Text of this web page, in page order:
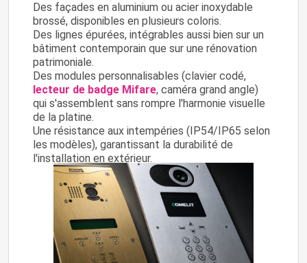
Des façades en aluminium ou acier inoxydable
brossé, disponibles en plusieurs coloris.
Des lignes épurées, intégrables aussi bien sur un
bâtiment contemporain que sur une rénovation
patrimoniale.
Des modules personnalisables (clavier codé,
lecteur de badge Mifare, caméra grand angle)
qui s'assemblent sans rompre l'harmonie visuelle
de la platine.
Une résistance aux intempéries (IP54/IP65 selon
les modèles), garantissant la durabilité de
l'installation en extérieur.